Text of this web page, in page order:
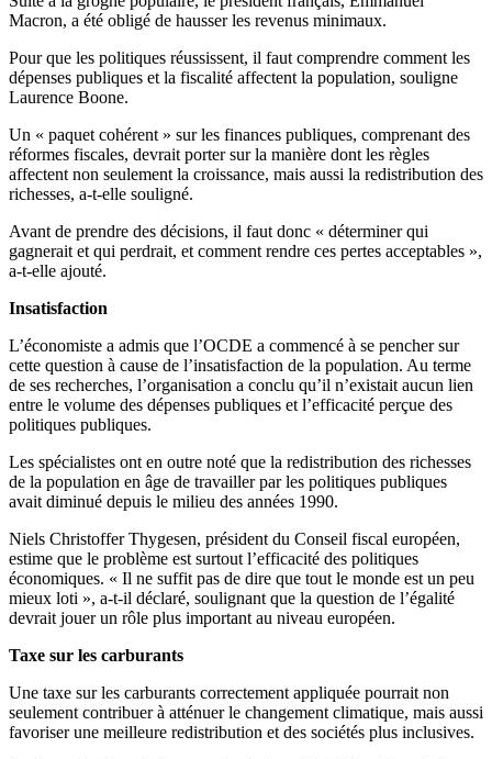
Macron, a été obligé de hausser les revenus minimaux.
Pour que les politiques réussissent, il faut comprendre comment les
dépenses publiques et la fiscalité affectent la population, souligne
Laurence Boone.
Un « paquet cohérent » sur les finances publiques, comprenant des
réformes fiscales, devrait porter sur la manière dont les règles
affectent non seulement la croissance, mais aussi la redistribution des
richesses, a-t-elle souligné.
Avant de prendre des décisions, il faut donc « déterminer qui
gagnerait et qui perdrait, et comment rendre ces pertes acceptables »,
a-t-elle ajouté.
Insatisfaction
L’économiste a admis que l’OCDE a commencé à se pencher sur
cette question à cause de l’insatisfaction de la population. Au terme
de ses recherches, l’organisation a conclu qu’il n’existait aucun lien
entre le volume des dépenses publiques et l’efficacité perçue des
politiques publiques.
Les spécialistes ont en outre noté que la redistribution des richesses
de la population en âge de travailler par les politiques publiques
avait diminué depuis le milieu des années 1990.
Niels Christoffer Thygesen, président du Conseil fiscal européen,
estime que le problème est surtout l’efficacité des politiques
économiques. « Il ne suffit pas de dire que tout le monde est un peu
mieux loti », a-t-il déclaré, soulignant que la question de l’égalité
devrait jouer un rôle plus important au niveau européen.
Taxe sur les carburants
Une taxe sur les carburants correctement appliquée pourrait non
seulement contribuer à atténuer le changement climatique, mais aussi
favoriser une meilleure redistribution et des sociétés plus inclusives.